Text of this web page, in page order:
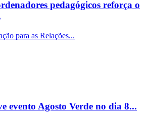
pedagógicos reforça o
para as Relações...
evento Agosto Verde no dia 8...